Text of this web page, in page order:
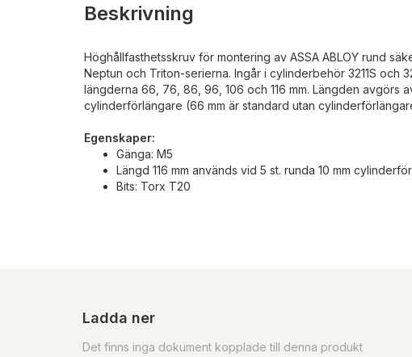
Beskrivning
Höghållfasthetsskruv för montering av ASSA ABLOY rund
Neptun och Triton-serierna. Ingår i cylinderbehör 3211S och
längderna 66, 76, 86, 96, 106 och 116 mm. Längden avgörs
cylinderförlängare (66 mm är standard utan
Egenskaper:
Gänga: M5
Längd 116 mm används vid 5 st. runda 10 mm
Bits: Torx T20
Ladda ner
Det finns inga dokument kopplade till denna produkt